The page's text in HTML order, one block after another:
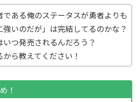
である俺のステータスが勇者よりも
強いのだが」は完結してるのかな？
いつ発売されるんだろう？
ら教えてください！
！